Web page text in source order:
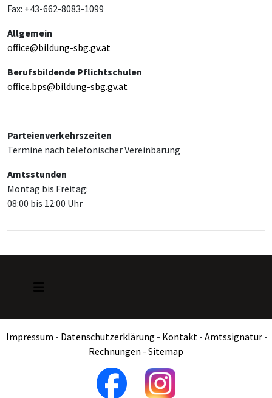
Fax: +43-662-8083-1099
Allgemein
office@bildung-sbg.gv.at
Berufsbildende Pflichtschulen
office.bps@bildung-sbg.gv.at
Parteienverkehrszeiten
Termine nach telefonischer Vereinbarung
Amtsstunden
Montag bis Freitag:
08:00 bis 12:00 Uhr
Impressum - Datenschutzerklärung - Kontakt - Amtssignatur -
Rechnungen - Sitemap